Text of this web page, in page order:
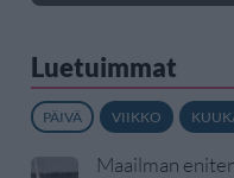
Luetuimmat
PÄIVÄ VIIKKO
Maailman